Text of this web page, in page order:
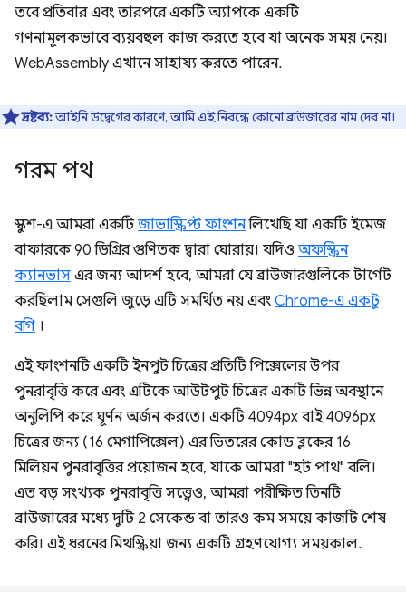
তবে প্রতিবার এবং তারপরে একটি অ্যাপকে একটি
গণনামূলকভাবে ব্যয়বহুল কাজ করতে হবে যা অনেক সময় নেয়।
WebAssembly এখানে সাহায্য করতে পারেন.
দ্রষ্টব্য:আইনি উদ্বেগের কারণে, আমি এই নিবন্ধে কোনো ব্রাউজারের নাম দেব না।
গরম পথ
স্কুশ-এ আমরা একটিজাভাস্ক্রিপ্ট ফাংশনলিখেছি যা একটি ইমেজ
বাফারকে 90 ডিগ্রির গুণিতক দ্বারা ঘোরায়। যদিও অফস্ক্রিন
ক্যানভাস এর জন্য আদর্শ হবে, আমরা যে ব্রাউজারগুলিকে টার্গেট
করছিলাম সেগুলি জুড়ে এটি সমর্থিত নয় এবং Chrome-এ একটু
বগি ।
এই ফাংশনটি একটি ইনপুট চিত্রের প্রতিটি পিক্সেলের উপর
পুনরাবৃত্তি করে এবং এটিকে আউটপুট চিত্রের একটি ভিন্ন অবস্থানে
অনুলিপি করে ঘূর্ণন অর্জন করতে। একটি 4094px বাই 4096px
চিত্রের জন্য (16 মেগাপিক্সেল) এর ভিতরের কোড ব্লকের 16
মিলিয়ন পুনরাবৃত্তির প্রয়োজন হবে, যাকে আমরা "হট পাথ" বলি।
এত বড় সংখ্যক পুনরাবৃত্তি সত্ত্বেও, আমরা পরীক্ষিত তিনটি
ব্রাউজারের মধ্যে দুটি 2 সেকেন্ড বা তারও কম সময়ে কাজটি শেষ
করি। এই ধরনের মিথস্ক্রিয়া জন্য একটি গ্রহণযোগ্য সময়কাল.